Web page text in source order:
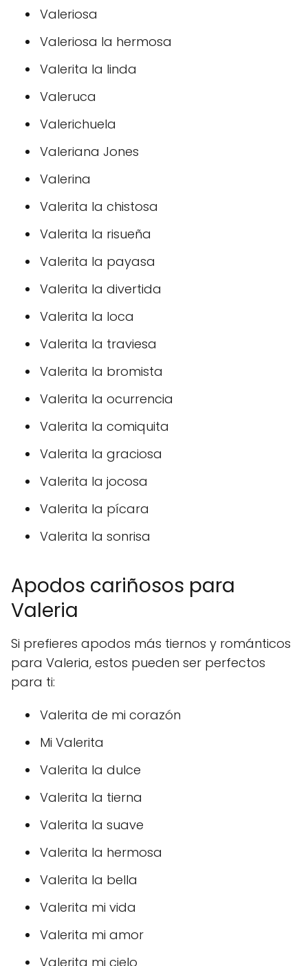
Valeriosa
Valeriosa la hermosa
Valerita la linda
Valeruca
Valerichuela
Valeriana Jones
Valerina
Valerita la chistosa
Valerita la risueña
Valerita la payasa
Valerita la divertida
Valerita la loca
Valerita la traviesa
Valerita la bromista
Valerita la ocurrencia
Valerita la comiquita
Valerita la graciosa
Valerita la jocosa
Valerita la pícara
Valerita la sonrisa
Apodos cariñosos para
Valeria
Si prefieres apodos más tiernos y románticos
para Valeria, estos pueden ser perfectos
para ti:
Valerita de mi corazón
Mi Valerita
Valerita la dulce
Valerita la tierna
Valerita la suave
Valerita la hermosa
Valerita la bella
Valerita mi vida
Valerita mi amor
Valerita mi cielo